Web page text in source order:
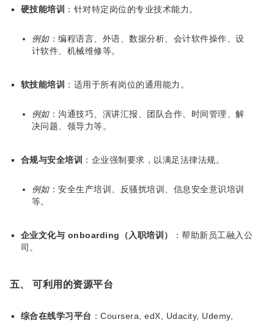
硬技能培训 ：针对特定岗位的专业技术能力。
例如：编程语言、外语、数据分析、会计软件操作、设
计软件、机械维修等。
软技能培训 ：适用于所有岗位的通用能力。
例如：沟通技巧、演讲汇报、团队合作、时间管理、解
决问题、领导力等。
合规与安全培训 ：企业强制要求，以满足法律法规。
例如：安全生产培训、反骚扰培训、信息安全意识培训
等。
企业文化与 onboarding（入职培训）
：帮助新员工融入公
司。
五、 可利用的资源平台
综合在线学习平台 ：Coursera, edX, Udacity, Udemy,